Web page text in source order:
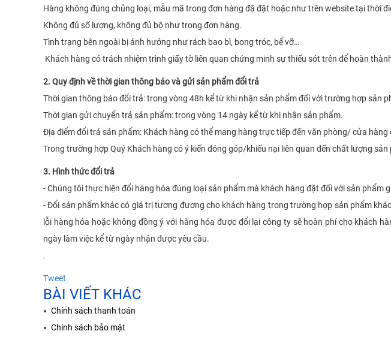
Hàng không đúng chủng loại, mẫu mã trong đơn hàng đã đặt hoặc như trên website tại thời
Không đủ số lượng, không đủ bộ như trong đơn hàng.
Tình trạng bên ngoài bị ảnh hưởng như rách bao bì, bong tróc, bể vỡ…
Khách hàng có trách nhiệm trình giấy tờ liên quan chứng minh sự thiếu sót trên để hoàn
2. Quy định về thời gian thông báo và gửi sản phẩm đổi trả
Thời gian thông báo đổi trả: trong vòng 48h kể từ khi nhận sản phẩm đối với trường hợp sản
Thời gian gửi chuyển trả sản phẩm: trong vòng 14 ngày kể từ khi nhận sản phẩm.
Địa điểm đổi trả sản phẩm: Khách hàng có thể mang hàng trực tiếp đến văn phòng/ cửa
Trong trường hợp Quý Khách hàng có ý kiến đóng góp/khiếu nại liên quan đến chất lượng
3. Hình thức đổi trả
- Chúng tôi thực hiện đổi hàng hóa đúng loại sản phẩm mà khách hàng đặt đối với sản
- Đổi sản phẩm khác có giá trị tương đương cho khách hàng trong trường hợp sản phẩm
lỗi hàng hóa hoặc không đồng ý với hàng hóa được đổi lại công ty sẽ hoàn phí cho khách
ngày làm việc kể từ ngày nhận được yêu cầu.
.
Tweet
BÀI VIẾT KHÁC
Chính sách thanh toán
Chính sách bảo mật